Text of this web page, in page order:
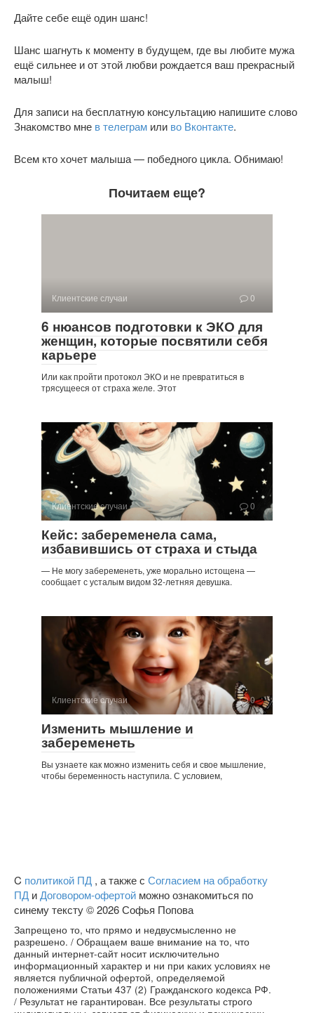
Дайте себе ещё один шанс!
Шанс шагнуть к моменту в будущем, где вы любите мужа
ещё сильнее и от этой любви рождается ваш прекрасный
малыш!
Для записи на бесплатную консультацию напишите слово
Знакомство мне в телеграм или во Вконтакте.
Всем кто хочет малыша — победного цикла. Обнимаю!
Почитаем еще?
Клиентские случаи 0
6 нюансов подготовки к ЭКО для
женщин, которые посвятили себя
карьере
Или как пройти протокол ЭКО и не превратиться в
трясущееся от страха желе. Этот
Клиентские случаи 0
Кейс: забеременела сама,
избавившись от страха и стыда
— Не могу забеременеть, уже морально истощена —
сообщает с усталым видом 32-летняя девушка.
Клиентские случаи 0
Изменить мышление и
забеременеть
Вы узнаете как можно изменить себя и свое мышление,
чтобы беременность наступила. С условием,
C политикой ПД , а также с Согласием на обработку
ПД и Договором-офертой можно ознакомиться по
синему тексту © 2026 Софья Попова
Запрещено то, что прямо и недвусмысленно не
разрешено. / Обращаем ваше внимание на то, что
данный интернет-сайт носит исключительно
информационный характер и ни при каких условиях не
является публичной офертой, определяемой
положениями Статьи 437 (2) Гражданского кодекса РФ.
/ Результат не гарантирован. Все результаты строго